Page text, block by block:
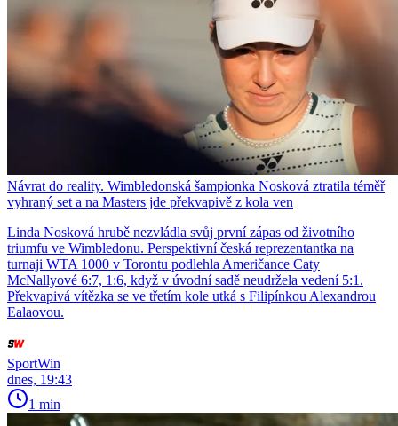
Návrat do reality. Wimbledonská šampionka Nosková ztratila téměř
vyhraný set a na Masters jde překvapivě z kola ven
Linda Nosková hrubě nezvládla svůj první zápas od životního
triumfu ve Wimbledonu. Perspektivní česká reprezentantka na
turnaji WTA 1000 v Torontu podlehla Američance Caty
McNallyové 6:7, 1:6, když v úvodní sadě neudržela vedení 5:1.
Překvapivá vítězka se ve třetím kole utká s Filipínkou Alexandrou
Ealaovou.
SportWin
dnes, 19:43
1 min